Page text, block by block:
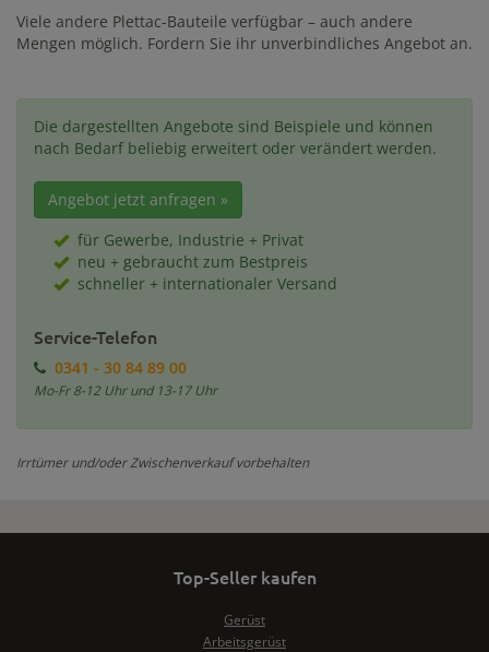
Viele andere Plettac-Bauteile verfügbar – auch andere
Mengen möglich. Fordern Sie ihr unverbindliches Angebot an.
Die dargestellten Angebote sind Beispiele und können
nach Bedarf beliebig erweitert oder verändert werden.
Angebot jetzt anfragen »
für Gewerbe, Industrie + Privat
neu + gebraucht zum Bestpreis
schneller + internationaler Versand
Service-Telefon
0341 - 30 84 89 00
Mo-Fr 8-12 Uhr und 13-17 Uhr
Irrtümer und/oder Zwischenverkauf vorbehalten
Top-Seller kaufen
Gerüst
Arbeitsgerüst